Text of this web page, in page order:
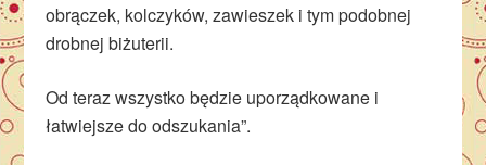
obrączek, kolczyków, zawieszek i tym podobnej
drobnej biżuterii.
Od teraz wszystko będzie uporządkowane i
łatwiejsze do odszukania”.